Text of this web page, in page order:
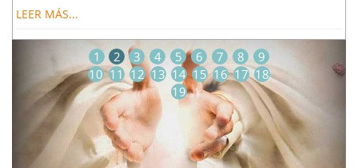
LEER MÁS...
1 2 3 4 5 6 7 8
9
10 11 12 13 14 15 16 17 18
19